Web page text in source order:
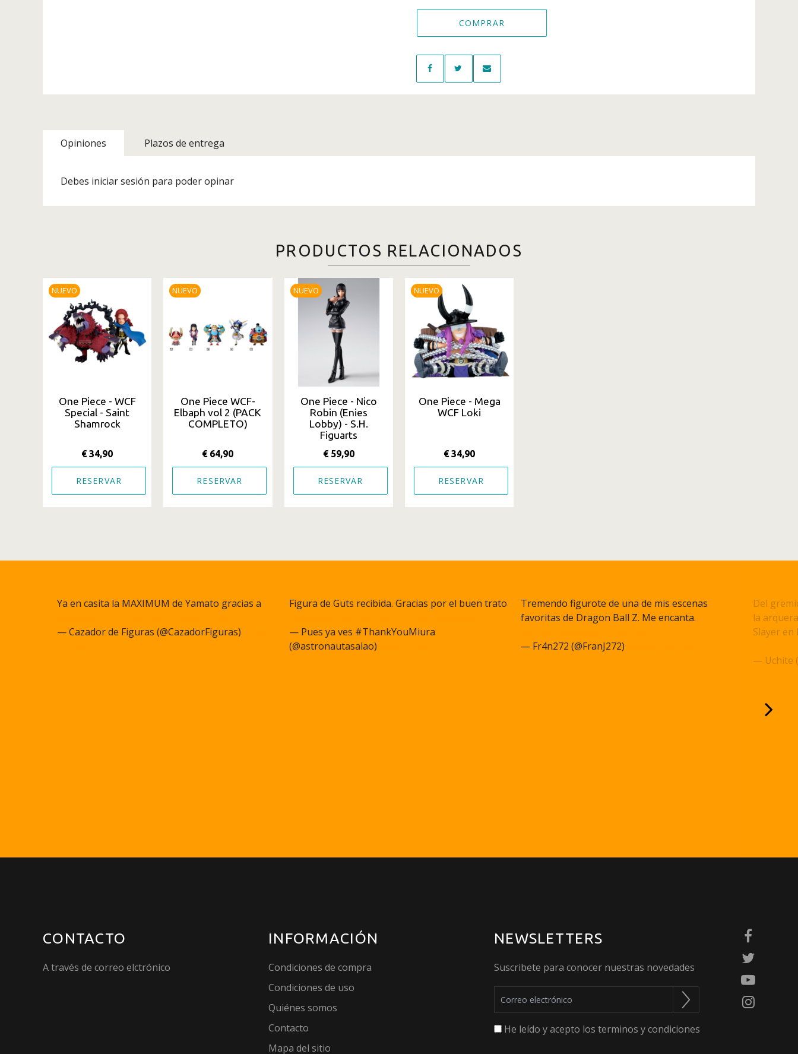
COMPRAR
Opiniones Plazos de entrega
Debes iniciar sesión para poder opinar
PRODUCTOS RELACIONADOS
NUEVO
One Piece - WCF
Special - Saint
Shamrock
€ 34,90
RESERVAR
NUEVO
One Piece WCF-
Elbaph vol 2 (PACK
COMPLETO)
€ 64,90
RESERVAR
NUEVO
One Piece - Nico
Robin (Enies
Lobby) - S.H.
Figuarts
€ 59,90
RESERVAR
NUEVO
One Piece - Mega
WCF Loki
€ 34,90
RESERVAR
Ya en casita la MAXIMUM de Yamato gracias a
— Cazador de Figuras (@CazadorFiguras)
Figura de Guts recibida. Gracias por el buen trato
— Pues ya ves #ThankYouMiura
(@astronautasalao)
Tremendo figurote de una de mis escenas
favoritas de Dragon Ball Z. Me encanta.
— Fr4n272 (@FranJ272)
Del
la
Slayer
— Uchite
CONTACTO
A través de correo elctrónico
INFORMACIÓN
Condiciones de compra
Condiciones de uso
Quiénes somos
Contacto
Mapa del sitio
NEWSLETTERS
Suscribete para conocer nuestras novedades
He leído y acepto los terminos y condiciones